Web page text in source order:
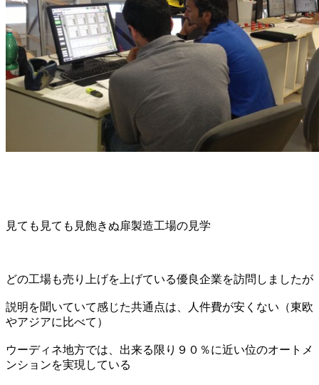
見ても見ても見飽きぬ扉製造工場の見学
どの工場も売り上げを上げている優良企業を訪問しましたが
説明を聞いていて感じた共通点は、人件費が安くない（東欧
やアジアに比べて）
ウーディネ地方では、出来る限り９０％に近い位のオートメ
ンションを実現している